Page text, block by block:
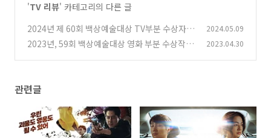
'TV 리뷰' 카테고리의 다른 글
2024년 제 60회 백상예술대상 TV부분 수상자,
수상작
(0)
2024.05.09
2023년, 59회 백상예술대상 영화 부분 수상작,
2023.04.30
관련글